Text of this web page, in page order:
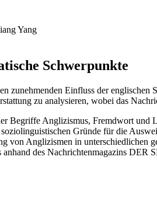
Yang
Schwerpunkte
zunehmenden Einfluss der
zu analysieren, wobei das
Begriffe Anglizismus, Fremdwort und
Gründe für die
von Anglizismen in unterschiedlichen
des Nachrichtenmagazins DER